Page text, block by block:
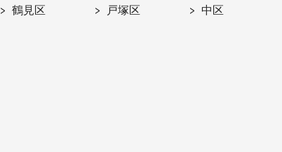
鶴見区 戸塚区 中区